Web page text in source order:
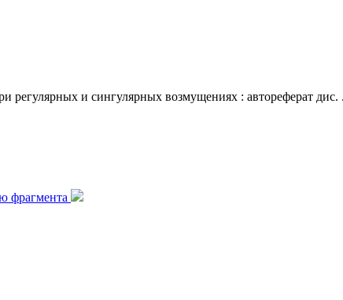
регулярных и сингулярных возмущениях : автореферат
фрагмента